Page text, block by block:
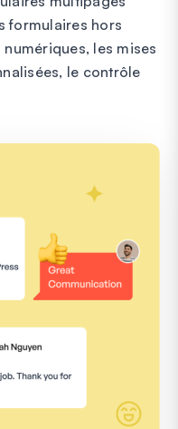
formulaires hors
les mises
le contrôle